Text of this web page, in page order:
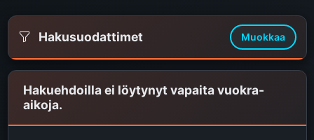
Hakusuodattimet Muokkaa
Hakuehdoilla ei löytynyt vapaita vuokra-
aikoja.